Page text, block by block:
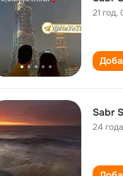
21 год,
Sabr
24 года